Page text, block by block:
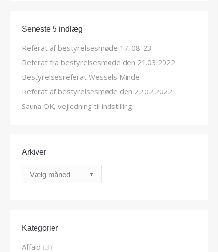
Seneste 5 indlæg
Referat af bestyrelsesmøde 17-08-23
Referat fra bestyrelsesmøde den 21.03.2022
Bestyrelsesreferat Wessels Minde
Referat af bestyrelsesmøde den 22.02.2022
Sauna OK, vejledning til indstilling.
Arkiver
Arkiver
Kategorier
Affald (3)